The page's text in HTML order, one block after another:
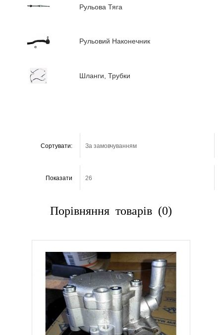
Рульова Тяга
Рульовий Наконечник
Шланги, Трубки
Сортувати:
Показати
Порівняння товарів (0)